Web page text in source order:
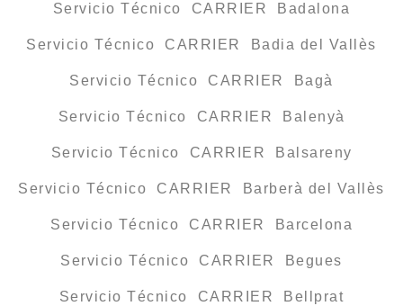
Servicio Técnico CARRIER Badalona
Servicio Técnico CARRIER Badia del Vallès
Servicio Técnico CARRIER Bagà
Servicio Técnico CARRIER Balenyà
Servicio Técnico CARRIER Balsareny
Servicio Técnico CARRIER Barberà del Vallès
Servicio Técnico CARRIER Barcelona
Servicio Técnico CARRIER Begues
Servicio Técnico CARRIER Bellprat